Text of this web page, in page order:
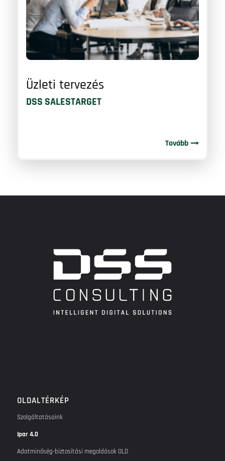
Üzleti tervezés
DSS SALESTARGET
Tovább
OLDALTÉRKÉP
Szolgáltatásaink
Ipar 4.0
Adatminőség-biztosítási megoldások OLD